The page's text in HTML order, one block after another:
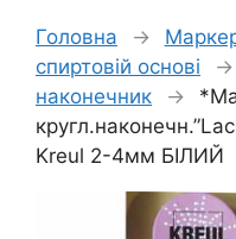
Головна →
спиртовій основі
→
наконечник
→
Kreul 2-4мм БІЛИЙ